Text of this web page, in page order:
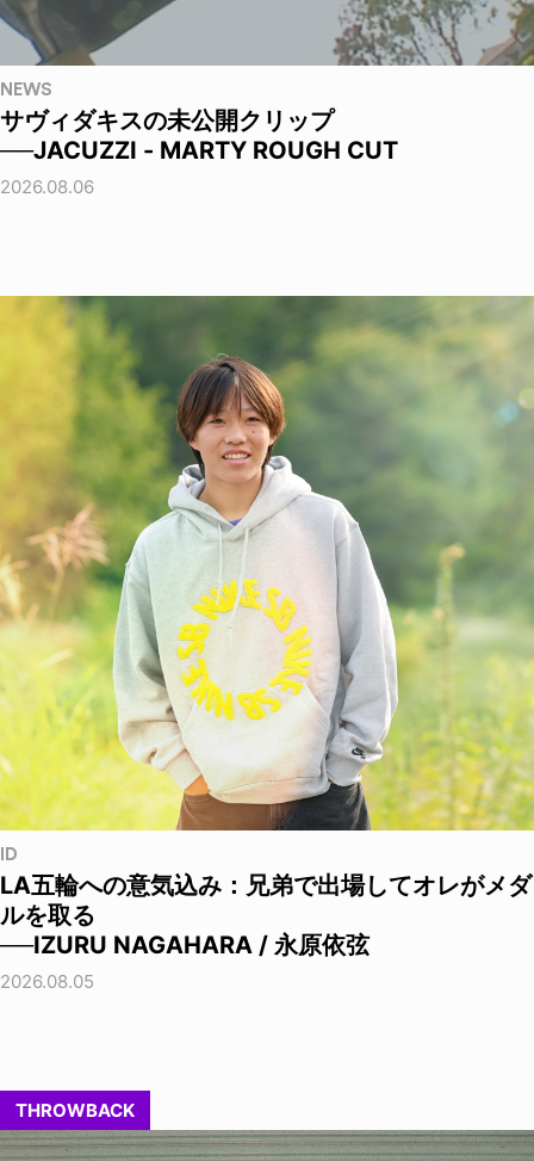
NEWS
サヴィダキスの未公開クリップ
──JACUZZI - MARTY ROUGH CUT
2026.08.06
ID
LA五輪への意気込み：兄弟で出場してオレがメダ
ルを取る
──IZURU NAGAHARA / 永原依弦
2026.08.05
THROWBACK